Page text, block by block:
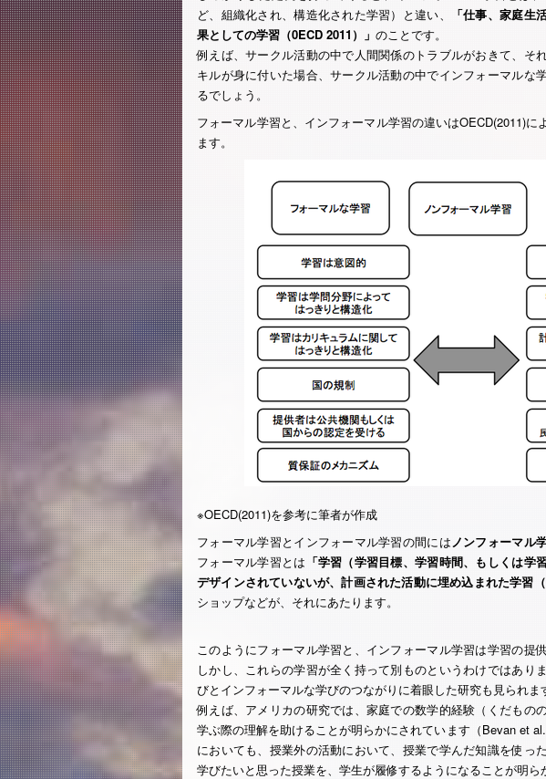
ど、組織化され、構造化された学習）と違い、
「仕事、家庭生
果としての学習（0ECD 2011）」 のことです。
例えば、サークル活動の中で人間関係のトラブルがおきて、そ
キルが身に付いた場合、サークル活動の中でインフォーマルな
るでしょう。
フォーマル学習と、インフォーマル学習の違いはOECD(2011)
ます。
※OECD(2011)を参考に筆者が作成
フォーマル学習とインフォーマル学習の間にはノンフォーマル
フォーマル学習とは 「学習（学習目標、学習時間、もしくは
デザインされていないが、計画された活動に埋め込まれた学習（
ショップなどが、それにあたります。
このようにフォーマル学習と、インフォーマル学習は学習の提
しかし、これらの学習が全く持って別ものというわけではあり
びとインフォーマルな学びのつながりに着眼した研究も見られま
例えば、アメリカの研究では、家庭での数学的経験（くだもの
学ぶ際の理解を助けることが明らかにされています（Bevan et
においても、授業外の活動において、授業で学んだ知識を使っ
学びたいと思った授業を、学生が履修するようになることが明ら